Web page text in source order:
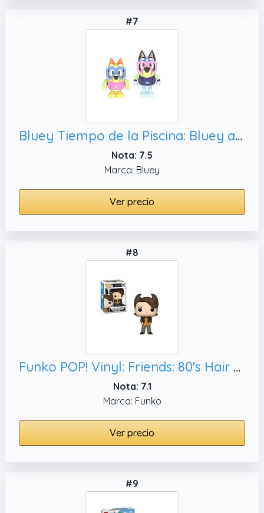
#7
Bluey Tiempo de la Piscina: Bluey and Bingo - Juego de 2 Figuras articuladas de 2.5 Pulgadas, Juguete Coleccionable Oficial
Nota: 7.5
Marca: Bluey
Ver precio
#8
Funko POP! Vinyl: Friends: 80's Hair Chandler Bing - Figuras Miniaturas Coleccionables Para Exhibición - Idea De Regalo - Mercancía Oficial - Juguetes Para Niños Y Adultos - Fans De TV
Nota: 7.1
Marca: Funko
Ver precio
#9